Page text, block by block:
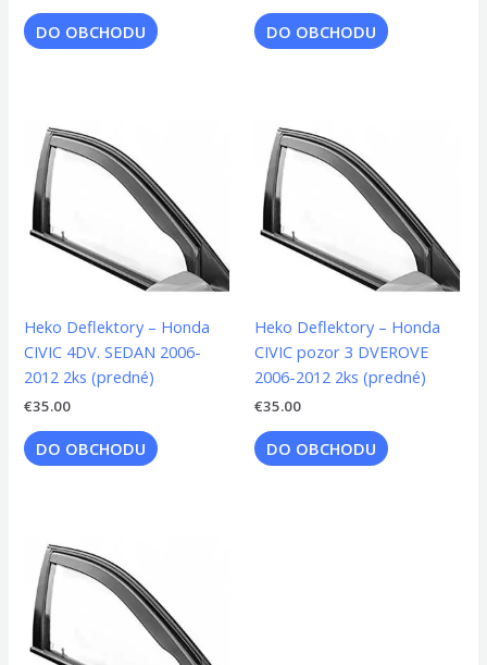
DO OBCHODU DO OBCHODU
Heko Deflektory – Honda
CIVIC 4DV. SEDAN 2006-
2012 2ks (predné)
€35.00
DO OBCHODU
Heko Deflektory – Honda
CIVIC pozor 3 DVEROVE
2006-2012 2ks (predné)
€35.00
DO OBCHODU